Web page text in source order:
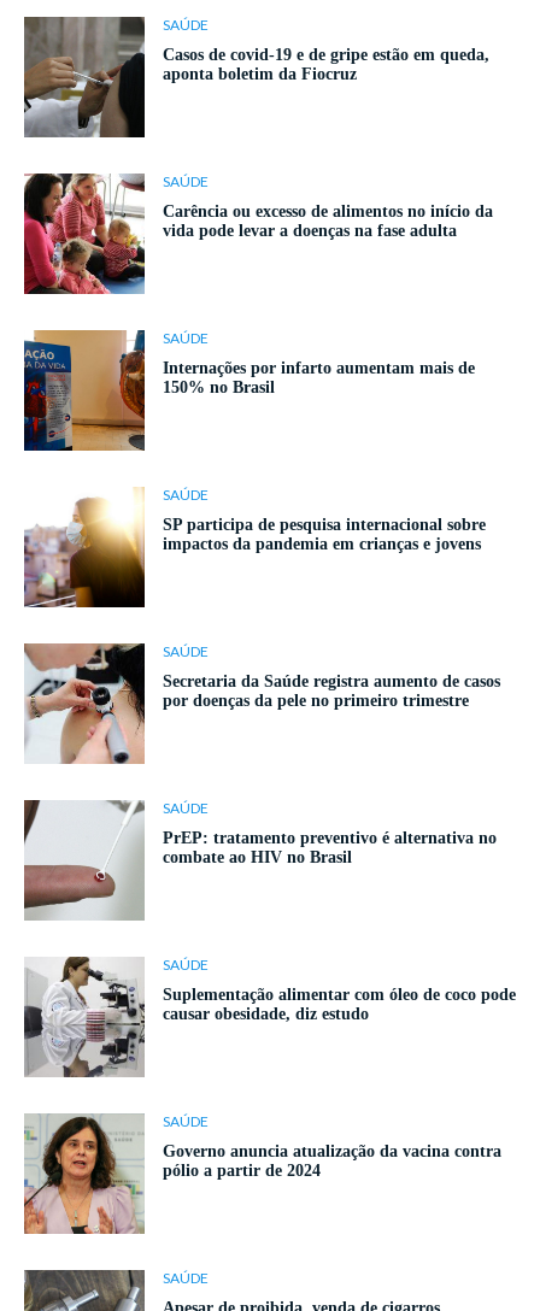
SAÚDE
Casos de covid-19 e de gripe estão em queda,
aponta boletim da Fiocruz
SAÚDE
Carência ou excesso de alimentos no início da
vida pode levar a doenças na fase adulta
SAÚDE
Internações por infarto aumentam mais de
150% no Brasil
SAÚDE
SP participa de pesquisa internacional sobre
impactos da pandemia em crianças e jovens
SAÚDE
Secretaria da Saúde registra aumento de casos
por doenças da pele no primeiro trimestre
SAÚDE
PrEP: tratamento preventivo é alternativa no
combate ao HIV no Brasil
SAÚDE
Suplementação alimentar com óleo de coco pode
causar obesidade, diz estudo
SAÚDE
Governo anuncia atualização da vacina contra
pólio a partir de 2024
SAÚDE